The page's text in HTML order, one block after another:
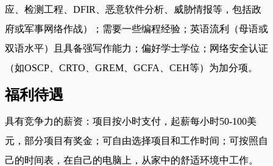
应、检测工程、DFIR、恶意软件分析、威胁情报等，包括政
府或军事网络作战）；需要一些编程经验；英语流利（母语或
双语水平）且具备强写作能力；偏好学士学位；网络安全认证
（如OSCP、CRTO、GREM、GCFA、CEH等）为加分项。
福利待遇
具有竞争力的薪资：项目按小时支付，起薪每小时50-100美
元，部分项目有奖金；可自由选择项目和工作时间；可按照自
己的时间表，在自己的电脑上，从家中的舒适环境中工作。